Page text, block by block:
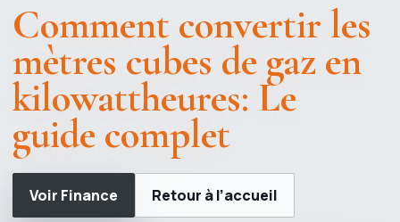
Comment convertir les
mètres cubes de gaz en
kilowattheures: Le
guide complet
Voir Finance Retour à l’accueil